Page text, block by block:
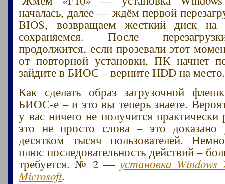
началась, далее — ждём первой
BIOS, возвращаем жесткий диск на
сохраняемся. После
продолжится, если прозевали этот
от повторной установки, ПК начнет
зайдите в БИОС – верните HDD на
Как сделать образ загрузочной
БИОС-е – и это вы теперь знаете.
у вас ничего не получится
это не просто слова – это
десятком тысяч пользователей.
плюс последовательность действий –
требуется. № 2 —установка
Microsoft.